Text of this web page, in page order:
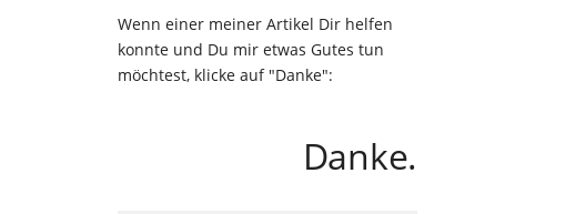
Wenn einer meiner Artikel Dir helfen
konnte und Du mir etwas Gutes tun
möchtest, klicke auf "Danke":
Danke.